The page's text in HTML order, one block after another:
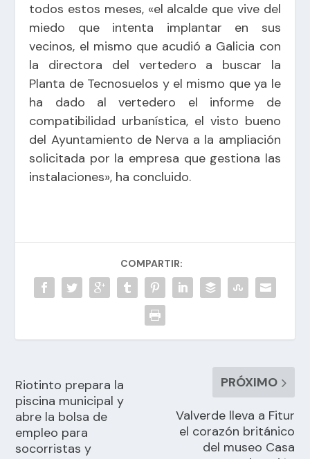
todos estos meses, «el alcalde que vive del
miedo que intenta implantar en sus
vecinos, el mismo que acudió a Galicia con
la directora del vertedero a buscar la
Planta de Tecnosuelos y el mismo que ya le
ha dado al vertedero el informe de
compatibilidad urbanística, el visto bueno
del Ayuntamiento de Nerva a la ampliación
solicitada por la empresa que gestiona las
instalaciones», ha concluido.
COMPARTIR:
Riotinto prepara la
piscina municipal y
abre la bolsa de
empleo para
socorristas y
PRÓXIMO
Valverde lleva a Fitur
el corazón británico
del museo Casa